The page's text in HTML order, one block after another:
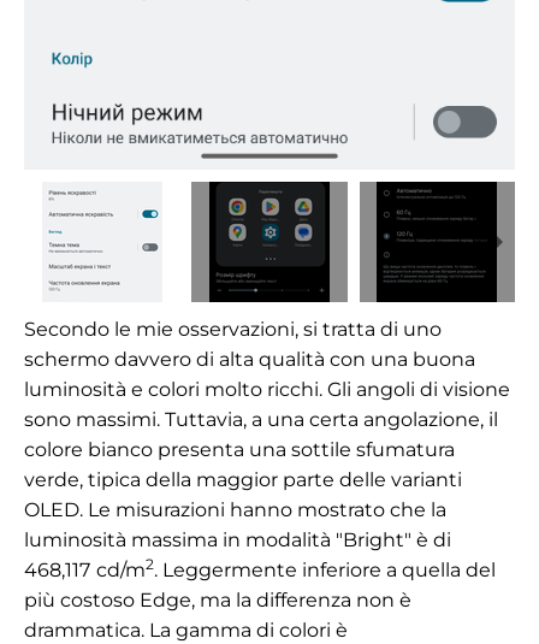
Secondo le mie osservazioni, si tratta di uno
schermo davvero di alta qualità con una buona
luminosità e colori molto ricchi. Gli angoli di visione
sono massimi. Tuttavia, a una certa angolazione, il
colore bianco presenta una sottile sfumatura
verde, tipica della maggior parte delle varianti
OLED. Le misurazioni hanno mostrato che la
luminosità massima in modalità "Bright" è di
468,117 cd/m2. Leggermente inferiore a quella del
più costoso Edge, ma la differenza non è
drammatica. La gamma di colori è